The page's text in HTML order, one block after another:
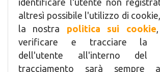
identificare l'utente non
altresì possibile l'utilizzo di
la nostra politica sui cookie
verificare e tracciare la
dell'utente all'interno
tracciamento sarà sempre